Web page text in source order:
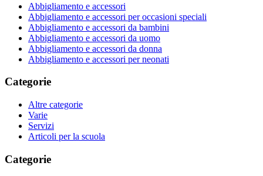
Abbigliamento e accessori
Abbigliamento e accessori per occasioni speciali
Abbigliamento e accessori da bambini
Abbigliamento e accessori da uomo
Abbigliamento e accessori da donna
Abbigliamento e accessori per neonati
Categorie
Altre categorie
Varie
Servizi
Articoli per la scuola
Categorie